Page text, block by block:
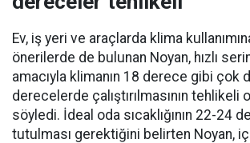
Ev, iş yeri ve araçlarda klima
önerilerde de bulunan Noyan, hızlı
amacıyla klimanın 18 derece gibi çok
derecelerde çalıştırılmasının tehlikeli
söyledi. İdeal oda sıcaklığının 22-24
tutulması gerektiğini belirten Noyan,